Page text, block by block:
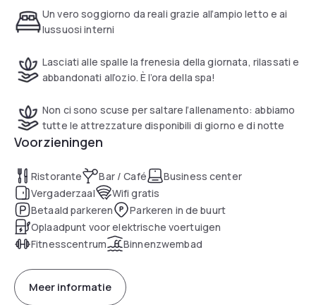
hotel is a 40-minute drive from Milan centre, and 40 km from
Rho Fiera Milano Exhibition Centre. Public and private
Un vero soggiorno da reali grazie all’ampio letto e ai
lussuosi interni
Lasciati alle spalle la frenesia della giornata, rilassati e
abbandonati all’ozio. È l’ora della spa!
Non ci sono scuse per saltare l’allenamento: abbiamo
tutte le attrezzature disponibili di giorno e di notte
Voorzieningen
Ristorante Bar / Café
Business center
Vergaderzaal
Wifi gratis
Betaald parkeren
Parkeren in de buurt
Oplaadpunt voor elektrische voertuigen
Fitnesscentrum
Binnenzwembad
Meer informatie